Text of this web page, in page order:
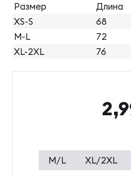
Размер Длина
XS-S
68
M-L
72
XL-2XL
76
M/L XL/2XL